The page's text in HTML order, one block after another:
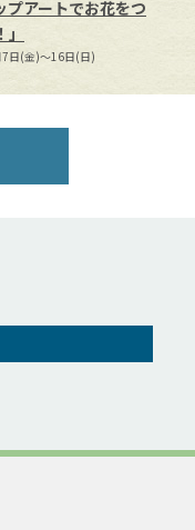
プアートでお花をつ
日(金)～16日(日)